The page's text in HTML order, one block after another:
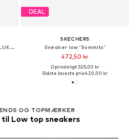
Sneaker low 'HOTSHOT-SOFT LUXE'
OG TOPMÆRKER
Low top sneakers
DEAL
SKECHERS
Sneaker low 'Summits'
472,50 kr
Oprindeligt: 525,00 kr
Sidste laveste pris:420,00 kr